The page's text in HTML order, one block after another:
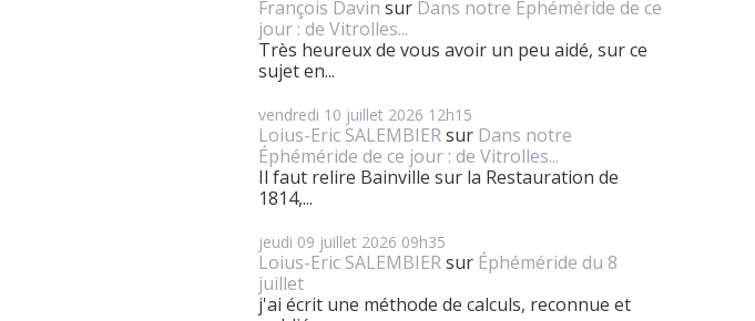
François Davin sur Dans notre Éphéméride de ce
jour : de Vitrolles...
Très heureux de vous avoir un peu aidé, sur ce
sujet en...
vendredi 10 juillet 2026 12h15
Loius-Eric SALEMBIERsur Dans notre
Éphéméride de ce jour : de Vitrolles...
Il faut relire Bainville sur la Restauration de
1814,...
jeudi 09 juillet 2026 09h35
Loius-Eric SALEMBIERsur Éphéméride du 8
juillet
j'ai écrit une méthode de calculs, reconnue et